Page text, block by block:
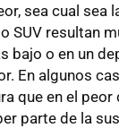
sea cual sea
SUV resultan
bajo o en un
En algunos
que en el peor
parte de la